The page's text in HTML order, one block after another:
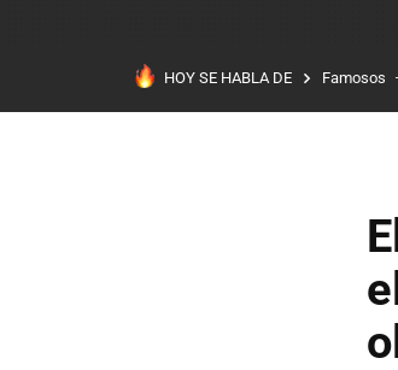
HOY SE HABLA DE Famosos